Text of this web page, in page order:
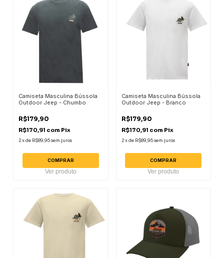
Camiseta Masculina Bússola
Outdoor Jeep - Chumbo
R$179,90
R$170,91 com Pix
2xde R$89,95sem juros
COMPRAR
Ver produto
Camiseta Masculina Bússola
Outdoor Jeep - Branco
R$179,90
R$170,91 com Pix
2 xde R$89,95 sem juros
COMPRAR
Ver produto